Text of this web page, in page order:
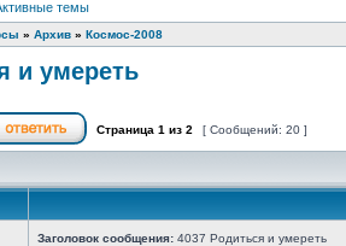
темы
» Архив » Космос-2008
и умереть
Страница 1 из 2 [ Сообщений: 20 ]
Заголовок сообщения: 4037 Родиться и умереть